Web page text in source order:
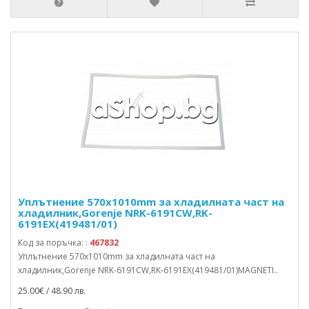
Уплътнение 570x1010mm за хладилната част на
хладилник,Gorenje NRK-6191CW,RK-
6191EX(419481/01)
Код за поръчка: : 467832
Уплътнение 570x1010mm за хладилната част на
хладилник,Gorenje NRK-6191CW,RK-6191EX(419481/01)MAGNETI..
25.00€ / 48.90 лв.